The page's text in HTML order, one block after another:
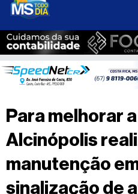
Galeria
de
fotos
Sobre
Nós
TV
MS
dia
Fale
Para melhorar
Alcinópolis
manutenção
sinalização de